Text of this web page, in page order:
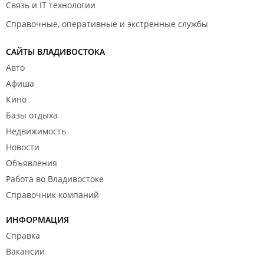
У озера на Патрокле активизировались строители
прогулочной зоны – реализуется первый этап первого этапа
благоустройства.
Связь и IT технологии
Справочные, оперативные и экстренные службы
САЙТЫ ВЛАДИВОСТОКА
Авто
Афиша
Кино
Базы отдыха
Недвижимость
Новости
Объявления
Работа во Владивостоке
Справочник компаний
ИНФОРМАЦИЯ
Справка
Вакансии